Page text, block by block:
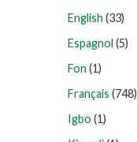
English (33)
Espagnol (5)
Fon (1)
Français (748)
Igbo (1)